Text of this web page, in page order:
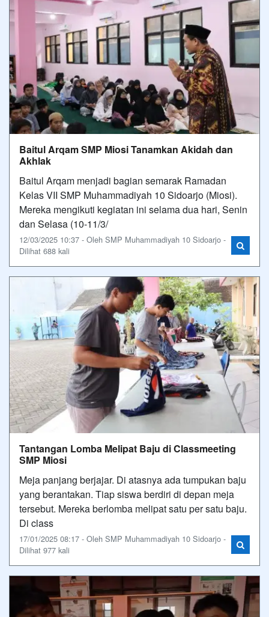
Baitul Arqam SMP Miosi Tanamkan Akidah dan
Akhlak
Baitul Arqam menjadi bagian semarak Ramadan
Kelas VII SMP Muhammadiyah 10 Sidoarjo (Miosi).
Mereka mengikuti kegiatan ini selama dua hari, Senin
dan Selasa (10-11/3/
12/03/2025 10:37 - Oleh SMP Muhammadiyah 10 Sidoarjo -
Dilihat 688 kali
Tantangan Lomba Melipat Baju di Classmeeting
SMP Miosi
Meja panjang berjajar. Di atasnya ada tumpukan baju
yang berantakan. Tiap siswa berdiri di depan meja
tersebut. Mereka berlomba melipat satu per satu baju.
Di class
17/01/2025 08:17 - Oleh SMP Muhammadiyah 10 Sidoarjo -
Dilihat 977 kali